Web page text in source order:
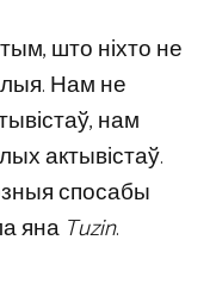
што ніхто не
Нам не
нам
актывістаў.
спосабы
яна Tuzin.